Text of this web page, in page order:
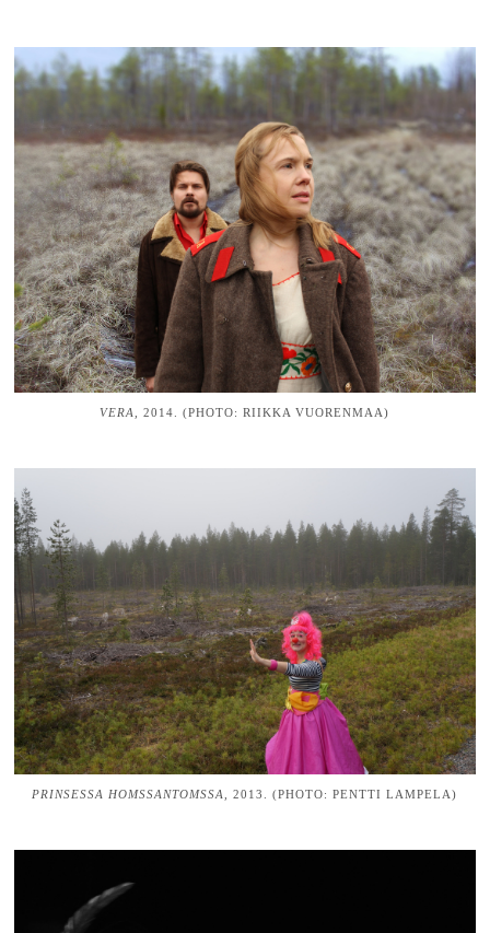
VERA,2014. (PHOTO: RIIKKA VUORENMAA)
PRINSESSA HOMSSANTOMSSA,2013. (PHOTO: PENTTI LAMPELA)